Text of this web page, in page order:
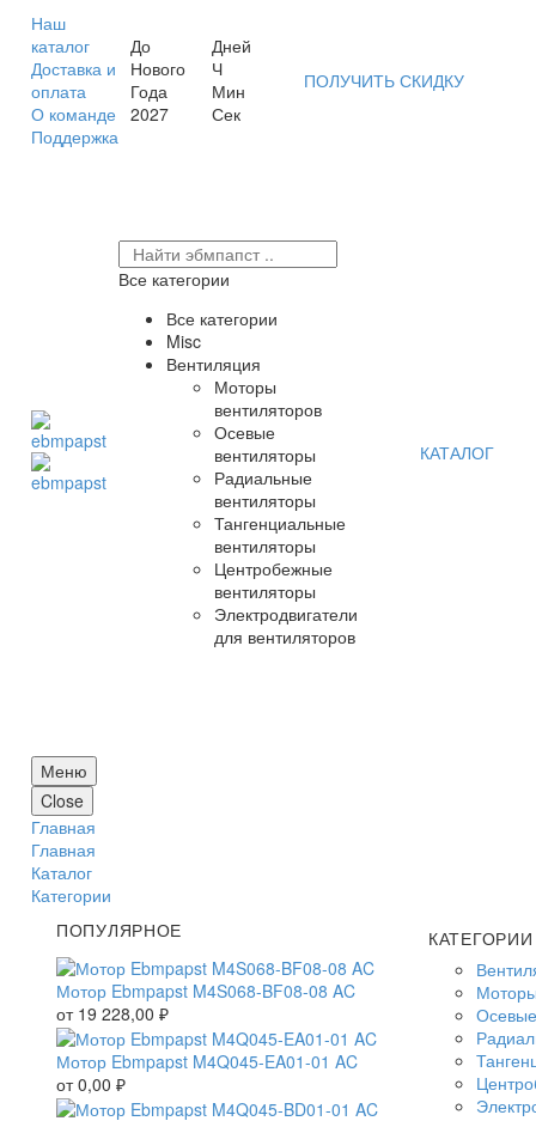
Наш
каталог
Доставка и
оплата
О команде
Поддержка
До
Нового
Года
2027
Дней
Ч
Мин
Сек
ПОЛУЧИТЬ СКИДКУ
Все категории
Все категории
Misc
Вентиляция
Моторы
вентиляторов
Осевые
вентиляторы
Радиальные
вентиляторы
Тангенциальные
вентиляторы
Центробежные
вентиляторы
Электродвигатели
для вентиляторов
КАТАЛОГ
Меню
Close
Главная
Главная
Каталог
Категории
ПОПУЛЯРНОЕ
Мотор Ebmpapst M4S068-BF08-08 AC
от 19 228,00 ₽
Мотор Ebmpapst M4Q045-EA01-01 AC
от0,00 ₽
КАТЕГОРИИ